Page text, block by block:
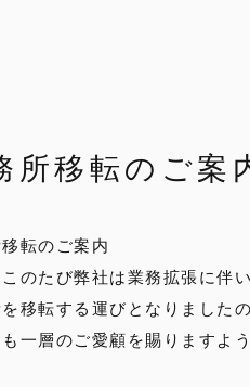
所移転のご案
転のご案内
のたび弊社は業務拡張に伴
移転する運びとなりました
一層のご愛顧を賜りますよ